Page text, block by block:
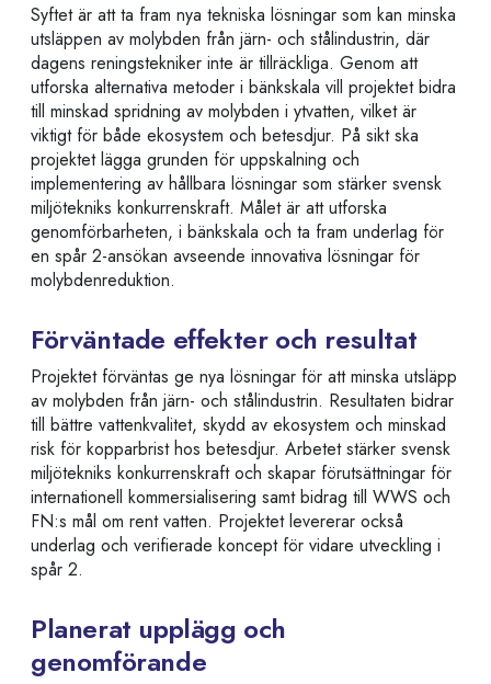
Syftet är att ta fram nya tekniska lösningar som kan minska
utsläppen av molybden från järn- och stålindustrin, där
dagens reningstekniker inte är tillräckliga. Genom att
utforska alternativa metoder i bänkskala vill projektet bidra
till minskad spridning av molybden i ytvatten, vilket är
viktigt för både ekosystem och betesdjur. På sikt ska
projektet lägga grunden för uppskalning och
implementering av hållbara lösningar som stärker svensk
miljötekniks konkurrenskraft. Målet är att utforska
genomförbarheten, i bänkskala och ta fram underlag för
en spår 2-ansökan avseende innovativa lösningar för
molybdenreduktion.
Förväntade effekter och resultat
Projektet förväntas ge nya lösningar för att minska utsläpp
av molybden från järn- och stålindustrin. Resultaten bidrar
till bättre vattenkvalitet, skydd av ekosystem och minskad
risk för kopparbrist hos betesdjur. Arbetet stärker svensk
miljötekniks konkurrenskraft och skapar förutsättningar för
internationell kommersialisering samt bidrag till WWS och
FN:s mål om rent vatten. Projektet levererar också
underlag och verifierade koncept för vidare utveckling i
spår 2.
Planerat upplägg och
genomförande